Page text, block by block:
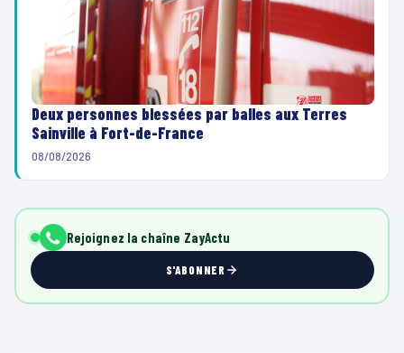
Deux personnes blessées par balles aux Terres
Sainville à Fort-de-France
08/08/2026
Rejoignez la chaîne ZayActu
S'ABONNER